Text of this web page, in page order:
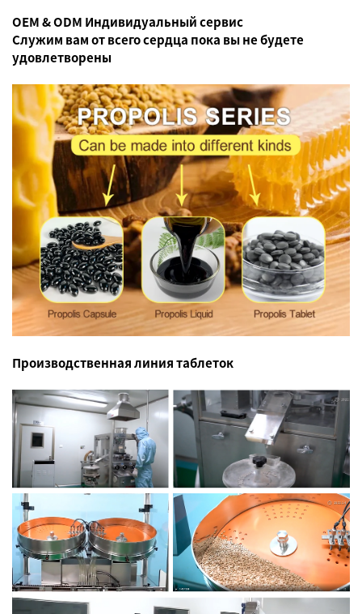
OEM & ODM Индивидуальный сервис
Служим вам от всего сердца пока вы не будете
удовлетворены
Производственная линия таблеток